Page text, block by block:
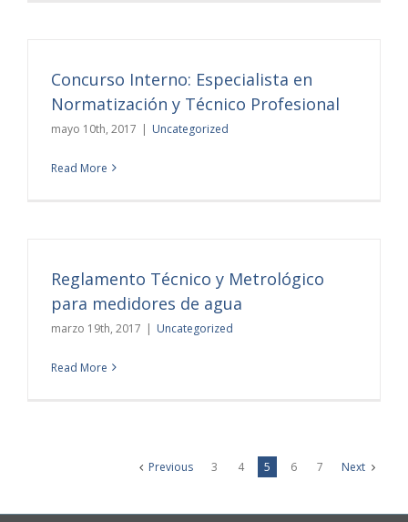
Concurso Interno: Especialista en
Normatización y Técnico Profesional
mayo 10th, 2017 | Uncategorized
Read More
Reglamento Técnico y Metrológico
para medidores de agua
marzo 19th, 2017 | Uncategorized
Read More
Previous 3 4 5 6 7 Next